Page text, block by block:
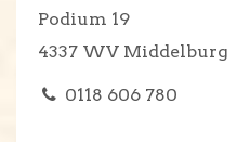
Podium 19
4337 WV Middelburg
0118 606 780